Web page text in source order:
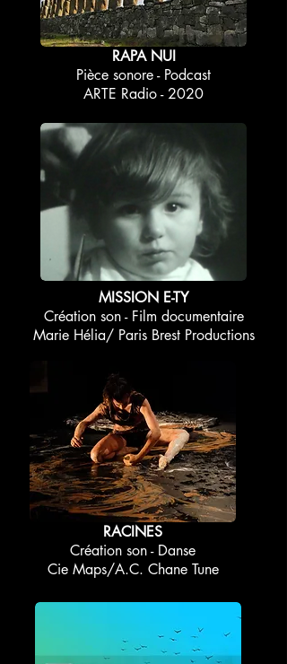
RAPA NUI
Pièce sonore - Podcast
ARTE Radio - 2020
MISSION E-TY
Création son - Film documentaire
Marie Hélia/ Paris Brest Productions
RACINES
Création son - Danse
Cie Maps/A.C. Chane Tune